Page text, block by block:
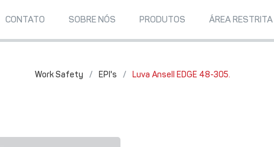
CONTATO SOBRE NÓS PRODUTOS ÁREA RESTRITA
Work Safety / EPI's / Luva Ansell EDGE 48-305.